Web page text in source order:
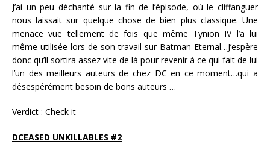
J’ai un peu déchanté sur la fin de l’épisode, où le cliffanguer
nous laissait sur quelque chose de bien plus classique. Une
menace vue tellement de fois que même Tynion IV l’a lui
même utilisée lors de son travail sur Batman Eternal…J’espère
donc qu’il sortira assez vite de là pour revenir à ce qui fait de lui
l’un des meilleurs auteurs de chez DC en ce moment…qui a
désespérément besoin de bons auteurs …
Verdict : Check it
DCEASED UNKILLABLES #2